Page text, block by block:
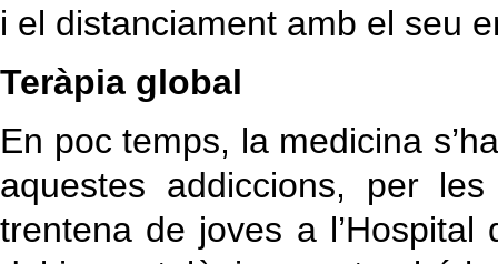
i el distanciament amb el seu
Teràpia global
En poc temps, la medicina
aquestes addiccions, per
trentena de joves a